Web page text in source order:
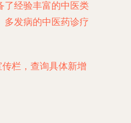
了经验丰富的中医类
多发病的中医药诊疗
栏，查询具体新增